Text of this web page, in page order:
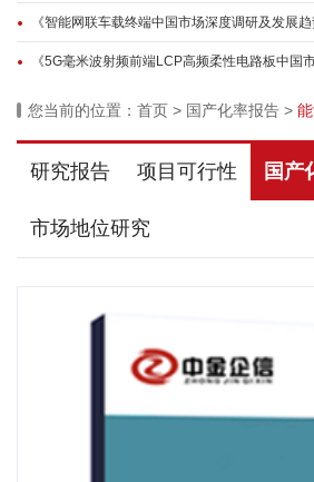
《智能网联车载终端中国市场深度调研及发展趋
《5G毫米波射频前端LCP高频柔性电路板中国
您当前的位置： 首页 > 国产化率报告 >
研究报告 项目可行性 国产
市场地位研究